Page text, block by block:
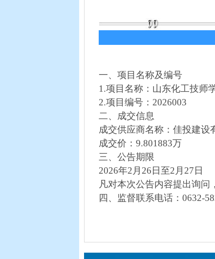
一、 项目名称及编号
1 .项目名称：山东化工技师
2.项目编号： 2026003
二、成交信息
成交供应商名称：佳投建设
成交价： 9.801883万
三、公告期限
2026年2 月 26 日至2 月 27 日
凡对本次公告内容提出询问
四、监督联系电话： 0632-